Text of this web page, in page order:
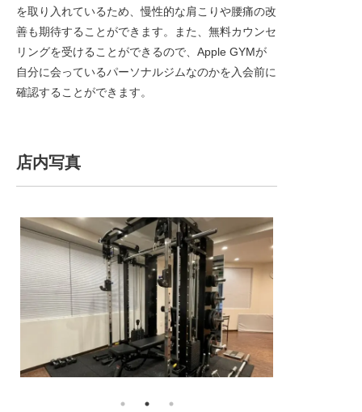
を取り入れているため、慢性的な肩こりや腰痛の改
善も期待することができます。また、無料カウンセ
リングを受けることができるので、Apple GYMが
自分に会っているパーソナルジムなのかを入会前に
確認することができます。
店内写真